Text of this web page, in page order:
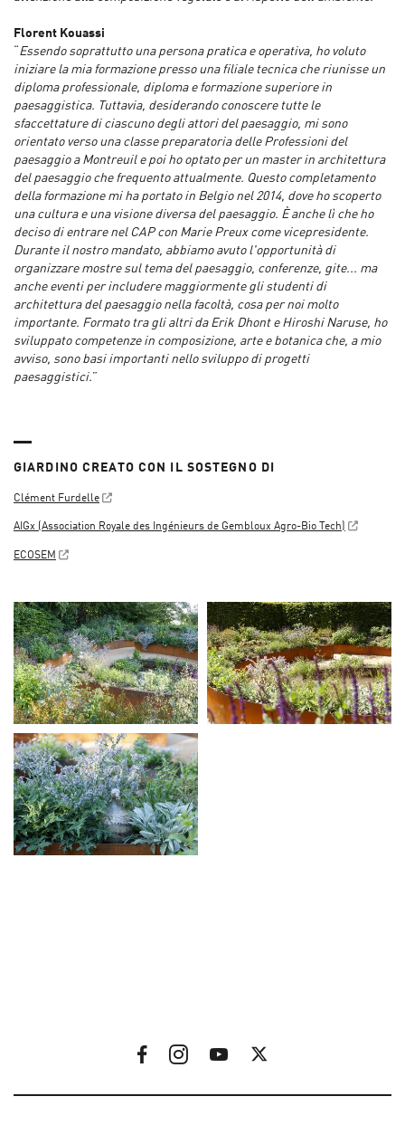
Florent Kouassi
“Essendo soprattutto una persona pratica e operativa, ho voluto
iniziare la mia formazione presso una filiale tecnica che riunisse un
diploma professionale, diploma e formazione superiore in
paesaggistica. Tuttavia, desiderando conoscere tutte le
sfaccettature di ciascuno degli attori del paesaggio, mi sono
orientato verso una classe preparatoria delle Professioni del
paesaggio a Montreuil e poi ho optato per un master in architettura
del paesaggio che frequento attualmente. Questo completamento
della formazione mi ha portato in Belgio nel 2014, dove ho scoperto
una cultura e una visione diversa del paesaggio. È anche lì che ho
deciso di entrare nel CAP con Marie Preux come vicepresidente.
Durante il nostro mandato, abbiamo avuto l'opportunità di
organizzare mostre sul tema del paesaggio, conferenze, gite... ma
anche eventi per includere maggiormente gli studenti di
architettura del paesaggio nella facoltà, cosa per noi molto
importante. Formato tra gli altri da Erik Dhont e Hiroshi Naruse, ho
sviluppato competenze in composizione, arte e botanica che, a mio
avviso, sono basi importanti nello sviluppo di progetti
paesaggistici.”
GIARDINO CREATO CON IL SOSTEGNO DI
Clément Furdelle
AIGx (Association Royale des Ingénieurs de Gembloux Agro-Bio Tech)
ECOSEM